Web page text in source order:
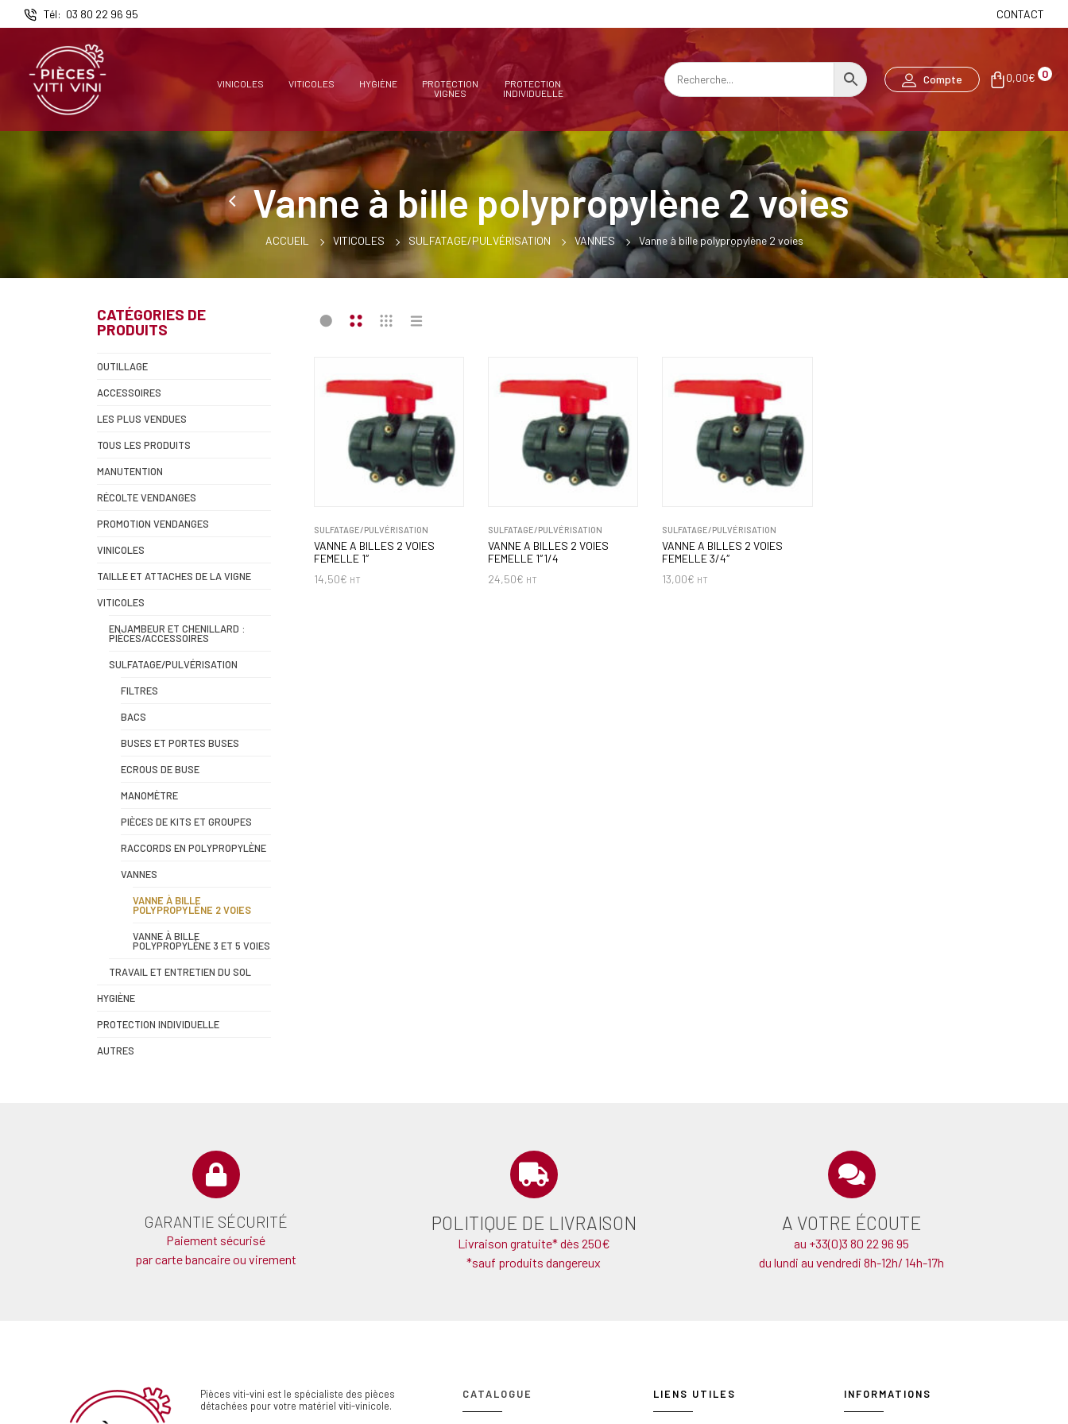
Tél 03 80 22 96 95 CONTACT
VINICOLES VITICOLES HYGIÈNE
PROTECTION
VIGNES
PROTECTION
INDIVIDUELLE
Compte 0,00€ 0
Vanne à bille polypropylène 2 voies
ACCUEIL VITICOLES SULFATAGE/PULVÉRISATION VANNES Vanne à bille polypropylène 2 voies
CATÉGORIES DE
PRODUITS
OUTILLAGE
ACCESSOIRES
LES PLUS VENDUES
TOUS LES PRODUITS
MANUTENTION
RÉCOLTE VENDANGES
PROMOTION VENDANGES
VINICOLES
TAILLE ET ATTACHES DE LA VIGNE
VITICOLES
ENJAMBEUR ET CHENILLARD :
PIÈCES/ACCESSOIRES
SULFATAGE/PULVÉRISATION
FILTRES
BACS
BUSES ET PORTES BUSES
ECROUS DE BUSE
MANOMÈTRE
PIÈCES DE KITS ET GROUPES
RACCORDS EN POLYPROPYLÈNE
VANNES
VANNE À BILLE
POLYPROPYLÈNE 2 VOIES
VANNE À BILLE
POLYPROPYLÈNE 3 ET 5 VOIES
TRAVAIL ET ENTRETIEN DU SOL
HYGIÈNE
PROTECTION INDIVIDUELLE
AUTRES
SULFATAGE/PULVÉRISATION
VANNE A BILLES 2 VOIES
FEMELLE 1″
14,50€ HT
SULFATAGE/PULVÉRISATION
VANNE A BILLES 2 VOIES
FEMELLE 1″1/4
24,50€ HT
SULFATAGE/PULVÉRISATION
VANNE A BILLES 2 VOIES
FEMELLE 3/4″
13,00€ HT
GARANTIE SÉCURITÉ
Paiement sécurisé
par carte bancaire ou virement
POLITIQUE DE LIVRAISON
Livraison gratuite* dès 250€
*sauf produits dangereux
A VOTRE ÉCOUTE
au +33(0)3 80 22 96 95
du lundi au vendredi 8h-12h/ 14h-17h
Pièces viti-vini est le spécialiste des pièces
détachées pour votre matériel viti-vinicole.
CATALOGUE LIENS UTILES INFORMATIONS
Panneau de gestion des cookies